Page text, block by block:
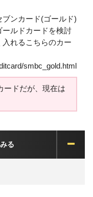
ンカード(ゴールド)
ールドカードを検討
れるこちらのカー
smbc_gold.html
ードだが、現在は
る